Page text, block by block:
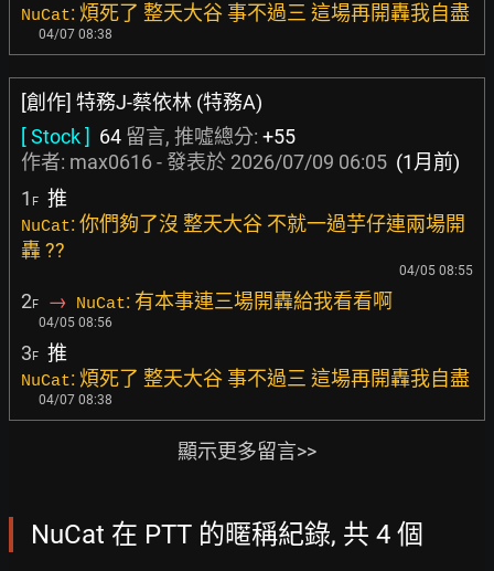
NuCat: 煩死了 整天大谷 事不過三 這場再開轟我自盡
04/07 08:38
[創作] 特務J-蔡依林 (特務A)
[ Stock ] 64 留言, 推噓總分: +55
作者: max0616- 發表於 2026/07/09 06:05 (1月前)
1 F 推
NuCat: 你們夠了沒 整天大谷 不就一過芋仔連兩場開
轟 ??
04/05 08:55
2F → NuCat: 有本事連三場開轟給我看看啊
04/05 08:56
3F 推
NuCat: 煩死了 整天大谷 事不過三 這場再開轟我自盡
04/07 08:38
顯示更多留言>>
NuCat 在 PTT 的暱稱紀錄, 共 4 個